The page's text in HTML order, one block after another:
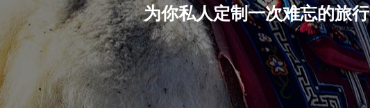
为你私人定制一次难忘的旅行